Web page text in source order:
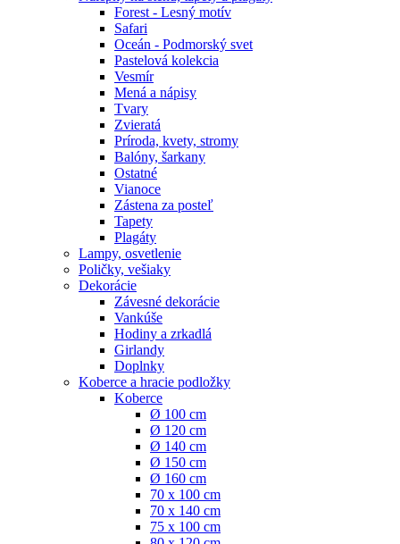
Forest - Lesný motív
Safari
Oceán - Podmorský svet
Pastelová kolekcia
Vesmír
Mená a nápisy
Tvary
Zvieratá
Príroda, kvety, stromy
Balóny, šarkany
Ostatné
Vianoce
Zástena za posteľ
Tapety
Plagáty
Lampy, osvetlenie
Poličky, vešiaky
Dekorácie
Závesné dekorácie
Vankúše
Hodiny a zrkadlá
Girlandy
Doplnky
Koberce a hracie podložky
Koberce
Ø 100 cm
Ø 120 cm
Ø 140 cm
Ø 150 cm
Ø 160 cm
70 x 100 cm
70 x 140 cm
75 x 100 cm